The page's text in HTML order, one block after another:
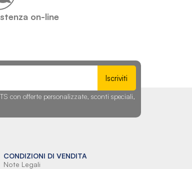
on-line
Iscriviti
con offerte personalizzate, sconti speciali,
CONDIZIONI DI VENDITA
Note Legali